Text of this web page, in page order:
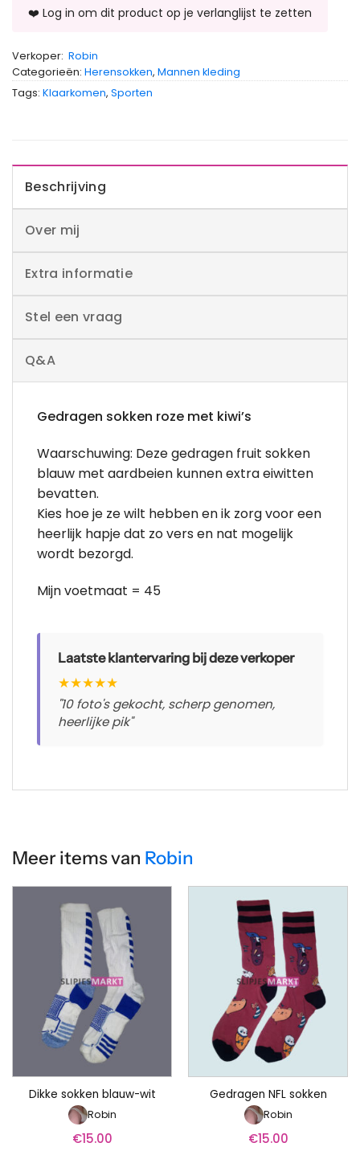
Verkoper: Robin
Categorieën: Herensokken, Mannen kleding
Tags: Klaarkomen, Sporten
Beschrijving
Over mij
Extra informatie
Stel een vraag
Q&A
Gedragen sokken roze met kiwi’s
Waarschuwing: Deze gedragen fruit sokken
blauw met aardbeien kunnen extra eiwitten
bevatten.
Kies hoe je ze wilt hebben en ik zorg voor een
heerlijk hapje dat zo vers en nat mogelijk
wordt bezorgd.
Mijn voetmaat = 45
Laatste klantervaring bij deze verkoper
★★★★★
"10 foto's gekocht, scherp genomen,
heerlijke pik"
Meer items van Robin
Dikke sokken blauw-wit
Robin
€15.00
Gedragen NFL sokken
Robin
€15.00